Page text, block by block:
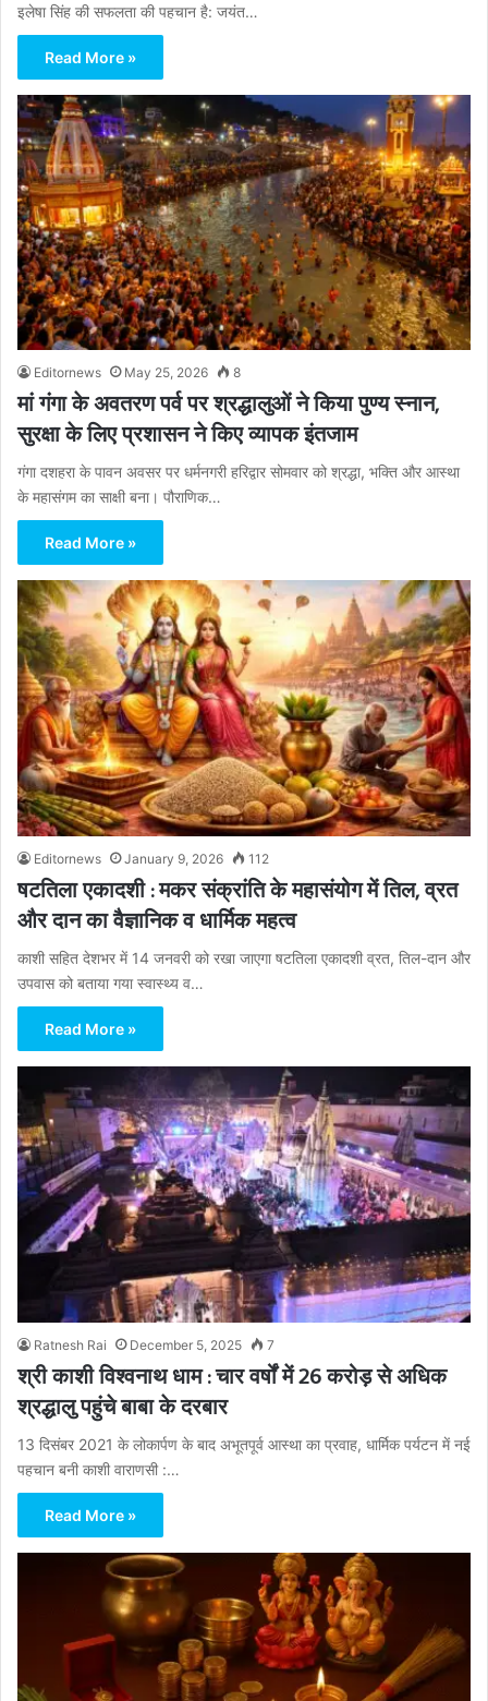
इलेषा सिंह की सफलता की पहचान है: जयंत…
Read More »
Editornews May 25, 2026 8
मां गंगा के अवतरण पर्व पर श्रद्धालुओं ने किया पुण्य स्नान,
सुरक्षा के लिए प्रशासन ने किए व्यापक इंतजाम
गंगा दशहरा के पावन अवसर पर धर्मनगरी हरिद्वार सोमवार को श्रद्धा, भक्ति और आस्था
के महासंगम का साक्षी बना। पौराणिक…
Read More »
Editornews January 9, 2026 112
षटतिला एकादशी : मकर संक्रांति के महासंयोग में तिल, व्रत
और दान का वैज्ञानिक व धार्मिक महत्व
काशी सहित देशभर में 14 जनवरी को रखा जाएगा षटतिला एकादशी व्रत, तिल-दान और
उपवास को बताया गया स्वास्थ्य व…
Read More »
Ratnesh Rai December 5, 2025 7
श्री काशी विश्वनाथ धाम : चार वर्षों में 26 करोड़ से अधिक
श्रद्धालु पहुंचे बाबा के दरबार
13 दिसंबर 2021 के लोकार्पण के बाद अभूतपूर्व आस्था का प्रवाह, धार्मिक पर्यटन में नई
पहचान बनी काशी वाराणसी :…
Read More »